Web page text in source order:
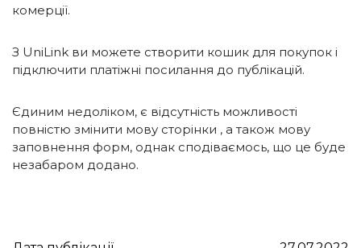
комерції.
З UniLink ви можете створити кошик для покупок і
підключити платіжні посилання до публікацій.
Єдиним недоліком, є відсутність можливості
повністю змінити мову сторінки , а також мову
заповнення форм, однак сподіваємось, що це буде
незабаром додано.